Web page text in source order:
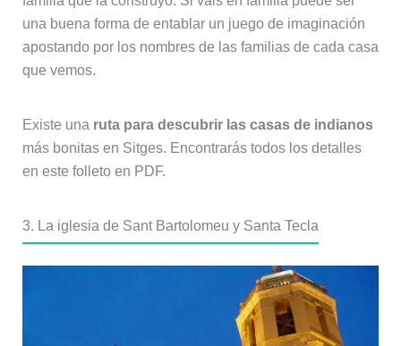
una buena forma de entablar un juego de imaginación
apostando por los nombres de las familias de cada casa
que vemos.
Existe una ruta para descubrir las casas de indianos
más bonitas en Sitges. Encontrarás todos los detalles
en este folleto en PDF.
3. La iglesia de Sant Bartolomeu y Santa Tecla